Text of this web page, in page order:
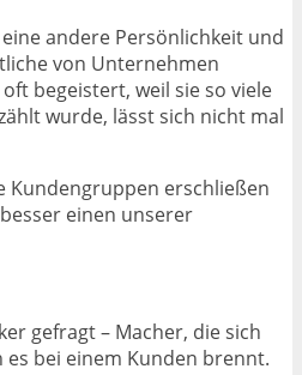
andere Persönlichkeit und
von Unternehmen
begeistert, weil sie so viele
wurde, lässt sich nicht mal
Kundengruppen erschließen
einen unserer
gefragt – Macher, die sich
es bei einem Kunden brennt.